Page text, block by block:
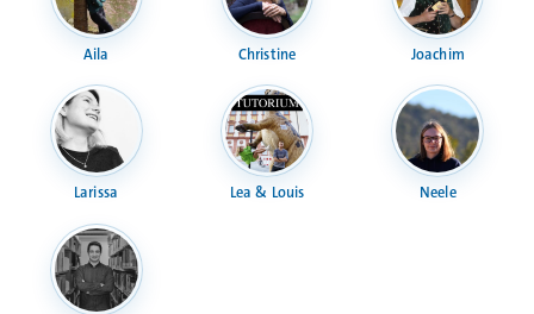
Aila Christine Joachim
Larissa Lea & Louis Neele